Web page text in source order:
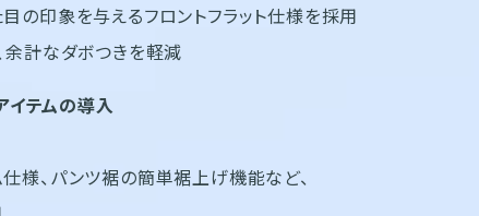
の印象を与えるフロントフラット仕様を採用
余計なダボつきを軽減
テムの導入
様、パンツ裾の簡単裾上げ機能など、